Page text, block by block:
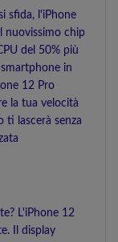
sfida, l'iPhone
nuovissimo chip
del 50% più
in
12 Pro
la tua velocità
ti lascerà senza
L'iPhone 12
Il display